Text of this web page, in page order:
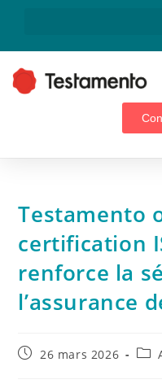
Testamento
certification
renforce la
l’assurance
26 mars 2026